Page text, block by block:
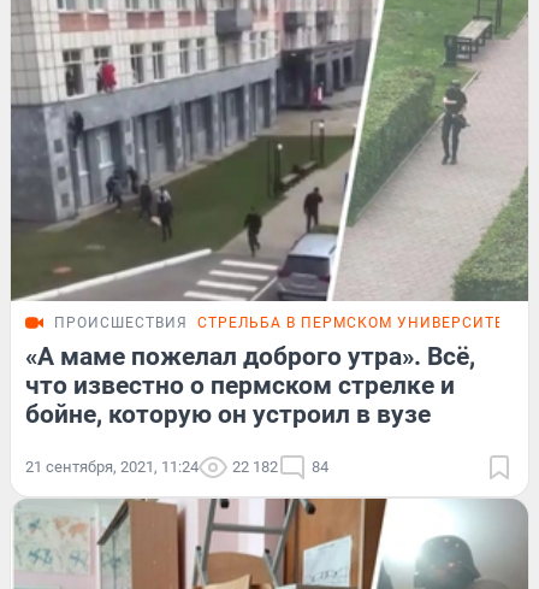
ПРОИСШЕСТВИЯ СТРЕЛЬБА В ПЕРМСКОМ УНИВЕРСИТЕТЕ
«А маме пожелал доброго утра». Всё,
что известно о пермском стрелке и
бойне, которую он устроил в вузе
21 сентября, 2021, 11:24 22 182 84